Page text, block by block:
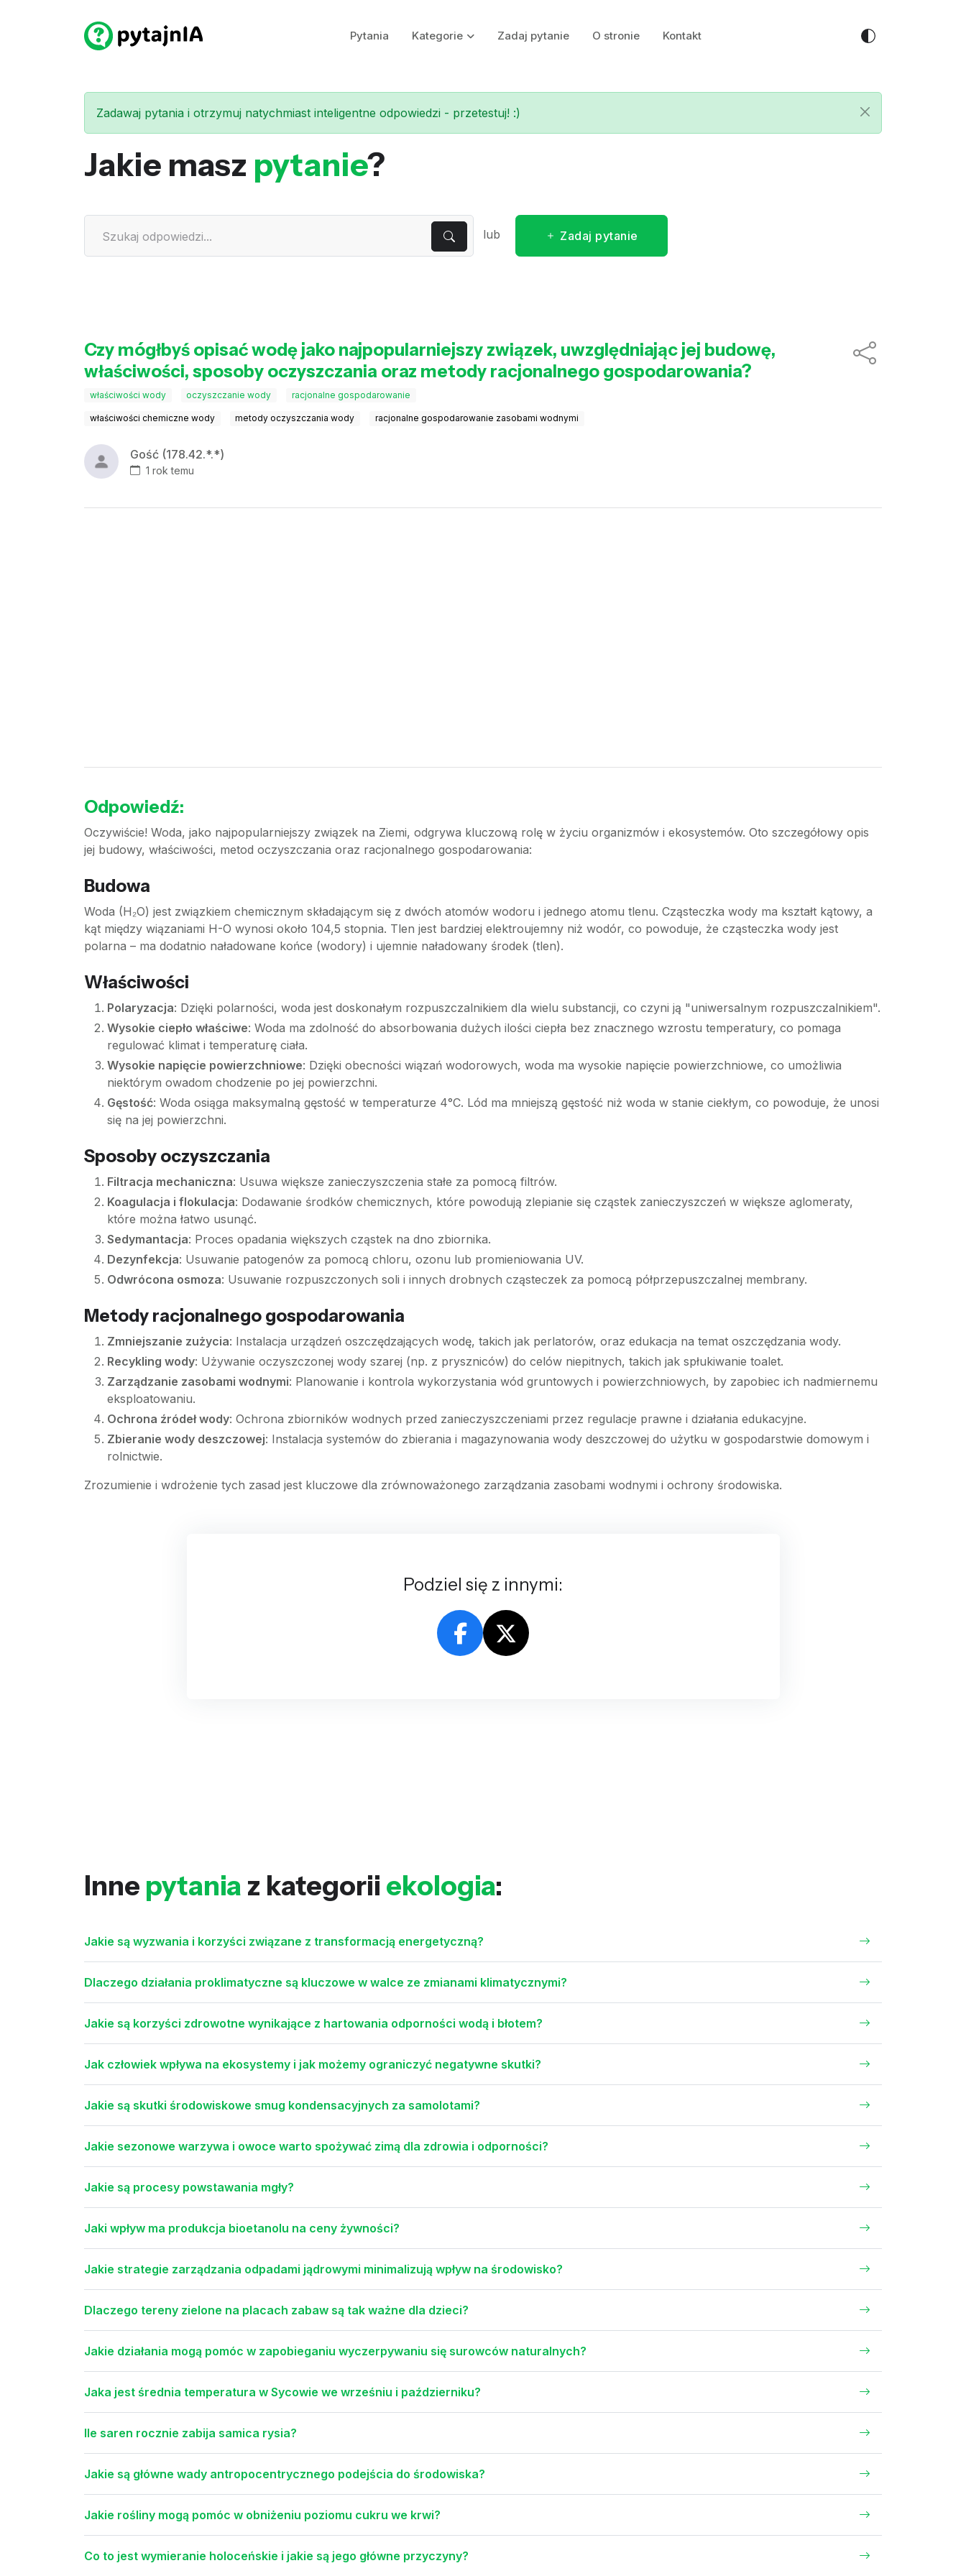
Pytania Kategorie Zadaj pytanie O stronie Kontakt
Zadawaj pytania i otrzymuj natychmiast inteligentne odpowiedzi - przetestuj! :)
Jakie masz pytanie?
lub Zadaj pytanie
Czy mógłbyś opisać wodę jako najpopularniejszy związek, uwzględniając jej budowę,
właściwości, sposoby oczyszczania oraz metody racjonalnego gospodarowania?
właściwości wody oczyszczanie wody racjonalne gospodarowanie
właściwości chemiczne wody metody oczyszczania wody racjonalne gospodarowanie zasobami wodnymi
Gość (178.42.*.*)
1 rok temu
Odpowiedź:
Oczywiście! Woda, jako najpopularniejszy związek na Ziemi, odgrywa kluczową rolę w życiu organizmów i ekosystemów. Oto szczegółowy opis
jej budowy, właściwości, metod oczyszczania oraz racjonalnego gospodarowania:
Budowa
Woda (H₂O) jest związkiem chemicznym składającym się z dwóch atomów wodoru i jednego atomu tlenu. Cząsteczka wody ma kształt kątowy, a
kąt między wiązaniami H-O wynosi około 104,5 stopnia. Tlen jest bardziej elektroujemny niż wodór, co powoduje, że cząsteczka wody jest
polarna – ma dodatnio naładowane końce (wodory) i ujemnie naładowany środek (tlen).
Właściwości
Polaryzacja: Dzięki polarności, woda jest doskonałym rozpuszczalnikiem dla wielu substancji, co czyni ją "uniwersalnym rozpuszczalnikiem".
Wysokie ciepło właściwe: Woda ma zdolność do absorbowania dużych ilości ciepła bez znacznego wzrostu temperatury, co pomaga
regulować klimat i temperaturę ciała.
Wysokie napięcie powierzchniowe: Dzięki obecności wiązań wodorowych, woda ma wysokie napięcie powierzchniowe, co umożliwia
niektórym owadom chodzenie po jej powierzchni.
Gęstość: Woda osiąga maksymalną gęstość w temperaturze 4°C. Lód ma mniejszą gęstość niż woda w stanie ciekłym, co powoduje, że unosi
się na jej powierzchni.
Sposoby oczyszczania
Filtracja mechaniczna: Usuwa większe zanieczyszczenia stałe za pomocą filtrów.
Koagulacja i flokulacja: Dodawanie środków chemicznych, które powodują zlepianie się cząstek zanieczyszczeń w większe aglomeraty,
które można łatwo usunąć.
Sedymantacja: Proces opadania większych cząstek na dno zbiornika.
Dezynfekcja: Usuwanie patogenów za pomocą chloru, ozonu lub promieniowania UV.
Odwrócona osmoza: Usuwanie rozpuszczonych soli i innych drobnych cząsteczek za pomocą półprzepuszczalnej membrany.
Metody racjonalnego gospodarowania
Zmniejszanie zużycia: Instalacja urządzeń oszczędzających wodę, takich jak perlatorów, oraz edukacja na temat oszczędzania wody.
Recykling wody: Używanie oczyszczonej wody szarej (np. z pryszniców) do celów niepitnych, takich jak spłukiwanie toalet.
Zarządzanie zasobami wodnymi: Planowanie i kontrola wykorzystania wód gruntowych i powierzchniowych, by zapobiec ich nadmiernemu
eksploatowaniu.
Ochrona źródeł wody: Ochrona zbiorników wodnych przed zanieczyszczeniami przez regulacje prawne i działania edukacyjne.
Zbieranie wody deszczowej: Instalacja systemów do zbierania i magazynowania wody deszczowej do użytku w gospodarstwie domowym i
rolnictwie.
Zrozumienie i wdrożenie tych zasad jest kluczowe dla zrównoważonego zarządzania zasobami wodnymi i ochrony środowiska.
Podziel się z innymi:
Inne pytania z kategorii ekologia:
Jakie są wyzwania i korzyści związane z transformacją energetyczną?
Dlaczego działania proklimatyczne są kluczowe w walce ze zmianami klimatycznymi?
Jakie są korzyści zdrowotne wynikające z hartowania odporności wodą i błotem?
Jak człowiek wpływa na ekosystemy i jak możemy ograniczyć negatywne skutki?
Jakie są skutki środowiskowe smug kondensacyjnych za samolotami?
Jakie sezonowe warzywa i owoce warto spożywać zimą dla zdrowia i odporności?
Jakie są procesy powstawania mgły?
Jaki wpływ ma produkcja bioetanolu na ceny żywności?
Jakie strategie zarządzania odpadami jądrowymi minimalizują wpływ na środowisko?
Dlaczego tereny zielone na placach zabaw są tak ważne dla dzieci?
Jakie działania mogą pomóc w zapobieganiu wyczerpywaniu się surowców naturalnych?
Jaka jest średnia temperatura w Sycowie we wrześniu i październiku?
Ile saren rocznie zabija samica rysia?
Jakie są główne wady antropocentrycznego podejścia do środowiska?
Jakie rośliny mogą pomóc w obniżeniu poziomu cukru we krwi?
Co to jest wymieranie holoceńskie i jakie są jego główne przyczyny?